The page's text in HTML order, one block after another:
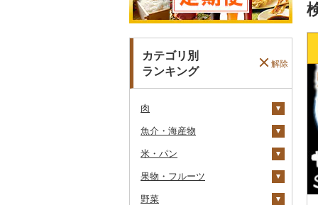
カテゴリ別
ランキング
解除
肉
牛肉（精肉）
ステーキ
すき焼き
牛肉（加工品）
ハンバーグ
豚肉（精肉）
豚肉（加工品）
魚介・海産物
カニ
ズワイガニ
エビ
いくら
米・パン
米
雑穀
果物・フルーツ
ぶどう・マスカット
野菜